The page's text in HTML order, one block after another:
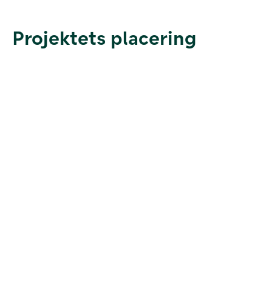
Projektets placering